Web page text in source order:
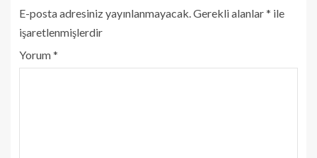
E-posta adresiniz yayınlanmayacak.Gerekli alanlar* ile
işaretlenmişlerdir
Yorum*